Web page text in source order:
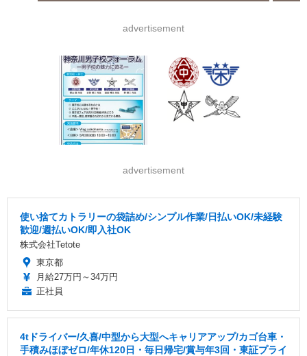
advertisement
advertisement
使い捨てカトラリーの袋詰め/シンプル作業/日払いOK/未経験
歓迎/週払いOK/即入社OK
株式会社Tetote
東京都
月給27万円～34万円
正社員
4tドライバー/久喜/中型から大型へキャリアアップ/カゴ台車・
手積みほぼゼロ/年休120日・毎日帰宅/賞与年3回・東証プライ